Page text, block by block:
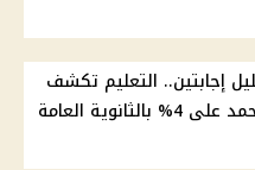
إجابتين.. التعليم تكشف
العامة